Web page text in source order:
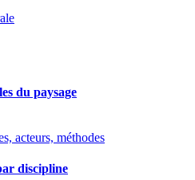
du paysage
acteurs, méthodes
discipline